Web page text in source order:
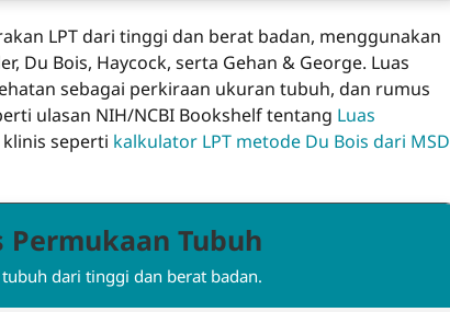
LPT dari tinggi dan berat badan, menggunakan
Du Bois, Haycock, serta Gehan & George. Luas
sebagai perkiraan ukuran tubuh, dan rumus
ulasan NIH/NCBI Bookshelf tentang Luas
seperti kalkulator LPT metode Du Bois dari MSD
Tubuh
dari tinggi dan berat badan.